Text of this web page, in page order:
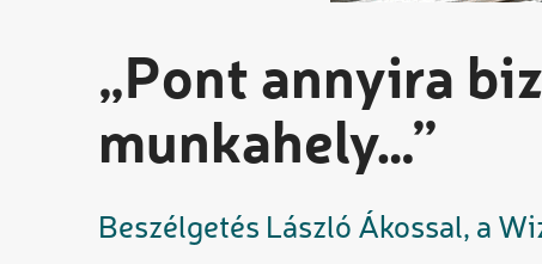
„Pont annyira
munkahely…”
Beszélgetés László Ákossal, a